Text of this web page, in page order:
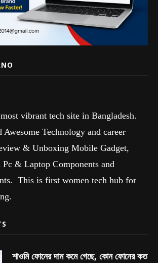
vibrant tech site in Bangladesh.
Awesome Technology and career
& Unboxing Mobile Gadget,
Pc & Laptop Components and
This is first women tech hub for
শাওমি ফোনের দাম কমে গেছে, কোন ফোনের কত